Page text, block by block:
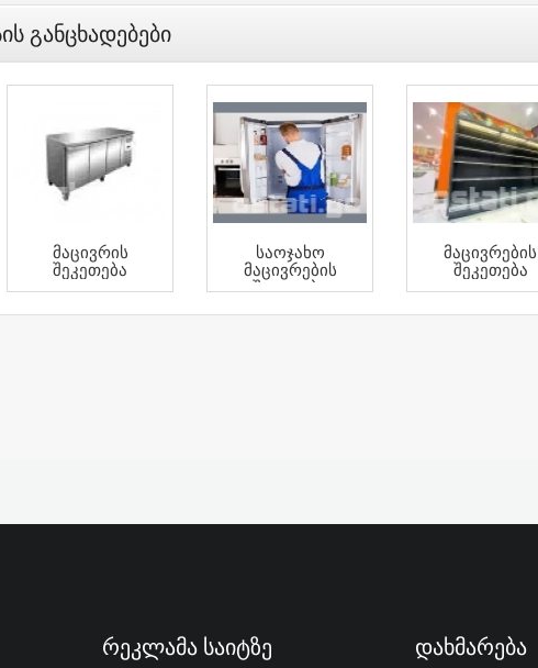
Განცხადებები
Მაცივრის
Შეკეთება
Საოჯახო
Მაცივრების
Შეკეთება
Მაცივრების
Შეკეთება
Რეკლამა Საიტზე Დახმარება